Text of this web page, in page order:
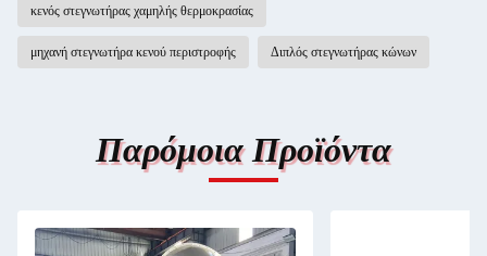
κενός στεγνωτήρας χαμηλής θερμοκρασίας
μηχανή στεγνωτήρα κενού περιστροφής Διπλός στεγνωτήρας κώνων
Παρόμοια Προϊόντα